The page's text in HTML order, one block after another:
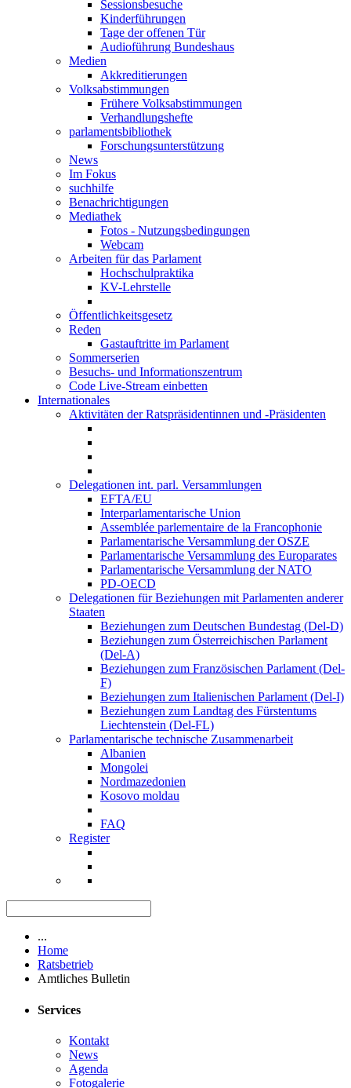
Sessionsbesuche
Kinderführungen
Tage der offenen Tür
Audioführung Bundeshaus
Medien
Akkreditierungen
Volksabstimmungen
Frühere Volksabstimmungen
Verhandlungshefte
parlamentsbibliothek
Forschungsunterstützung
News
Im Fokus
suchhilfe
Benachrichtigungen
Mediathek
Fotos - Nutzungsbedingungen
Webcam
Arbeiten für das Parlament
Hochschulpraktika
KV-Lehrstelle
Öffentlichkeitsgesetz
Reden
Gastauftritte im Parlament
Sommerserien
Besuchs- und Informationszentrum
Code Live-Stream einbetten
Internationales
Aktivitäten der Ratspräsidentinnen und -Präsidenten
Delegationen int. parl. Versammlungen
EFTA/EU
Interparlamentarische Union
Assemblée parlementaire de la Francophonie
Parlamentarische Versammlung der OSZE
Parlamentarische Versammlung des Europarates
Parlamentarische Versammlung der NATO
PD-OECD
Delegationen für Beziehungen mit Parlamenten anderer
Staaten
Beziehungen zum Deutschen Bundestag (Del-D)
Beziehungen zum Österreichischen Parlament
(Del-A)
Beziehungen zum Französischen Parlament (Del-
F)
Beziehungen zum Italienischen Parlament (Del-I)
Beziehungen zum Landtag des Fürstentums
Liechtenstein (Del-FL)
Parlamentarische technische Zusammenarbeit
Albanien
Mongolei
Nordmazedonien
Kosovo moldau
FAQ
Register
...
Home
Ratsbetrieb
Amtliches Bulletin
Services
Kontakt
News
Agenda
Fotogalerie